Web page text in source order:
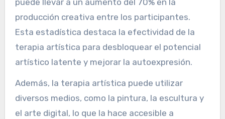
producción creativa entre los participantes.
Esta estadística destaca la efectividad de la
terapia artística para desbloquear el potencial
artístico latente y mejorar la autoexpresión.
Además, la terapia artística puede utilizar
diversos medios, como la pintura, la escultura y
el arte digital, lo que la hace accesible a